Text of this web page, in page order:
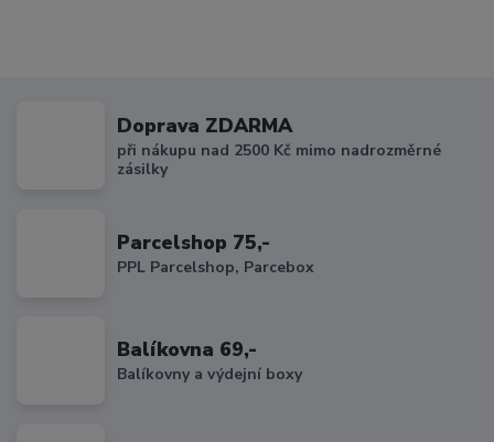
Doprava ZDARMA
při nákupu nad 2500 Kč mimo nadrozměrné
zásilky
Parcelshop 75,-
PPL Parcelshop, Parcebox
Balíkovna 69,-
Balíkovny a výdejní boxy